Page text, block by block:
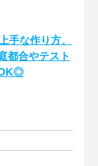
手な作り方、
都合やテスト